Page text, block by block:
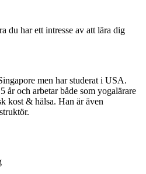
du har ett intresse av att lära dig
men har studerat i USA.
år och arbetar både som yogalärare
kost & hälsa. Han är även